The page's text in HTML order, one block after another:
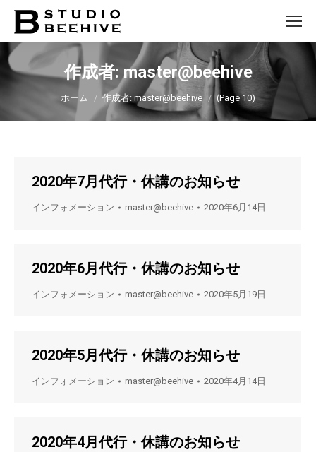
作成者:master@beehive
You are here:ホーム 作成者: master@beehive (Page 10)
2020年7月代行・休講のお知らせ
インフォメーション master@beehive 2020年6月14日
2020年6月代行・休講のお知らせ
インフォメーション master@beehive 2020年5月19日
2020年5月代行・休講のお知らせ
インフォメーション master@beehive 2020年4月14日
2020年4月代行・休講のお知らせ